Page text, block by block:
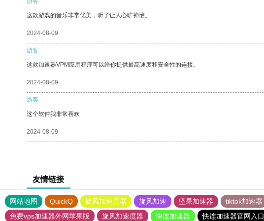
这款游戏的音乐非常优美，听了让人心旷神怡。
2024-08-09
游客
这款加速器VPM应用程序可以给你提供最高速度和安全性的连接。
2024-08-09
游客
这个软件我非常喜欢
2024-08-09
友情链接
网站地图 QuickQ 旋风加速度器 旋风加速 坚果加速器 tiktok加速器
免费vps加速器外网苹果版
旋风加速度器 快连加速器 快连加速器官网入口